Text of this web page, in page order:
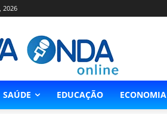
2026
SAÚDE EDUCAÇÃO ECONOMIA